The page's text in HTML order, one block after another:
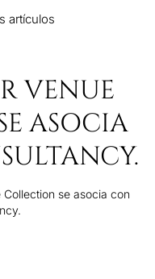
artículos
VENUE
ASOCIA
Collection se asocia con